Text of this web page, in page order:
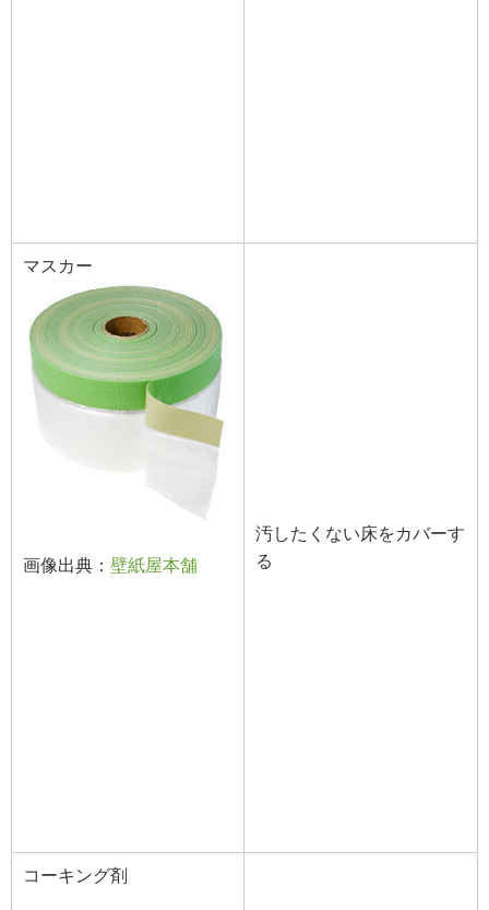
マスカー
画像出典： 壁紙屋本舗
汚したくない床をカバーす
る
コーキング剤